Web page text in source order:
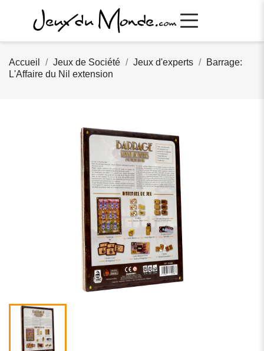
Accueil Jeux de Société Jeux d'experts
Barrage:
L'Affaire du Nil extension